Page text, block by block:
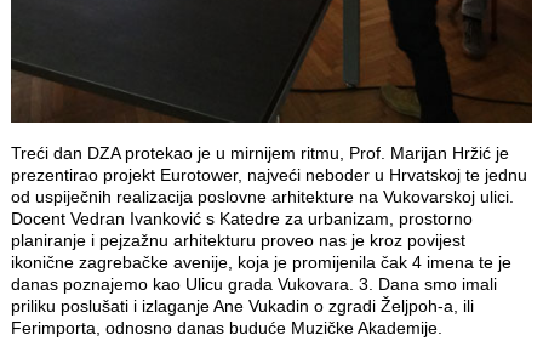
Treći dan DZA protekao je u mirnijem ritmu, Prof. Marijan Hržić je
prezentirao projekt Eurotower, najveći neboder u Hrvatskoj te jednu
od uspiječnih realizacija poslovne arhitekture na Vukovarskoj ulici.
Docent Vedran Ivanković s Katedre za urbanizam, prostorno
planiranje i pejzažnu arhitekturu proveo nas je kroz povijest
ikonične zagrebačke avenije, koja je promijenila čak 4 imena te je
danas poznajemo kao Ulicu grada Vukovara. 3. Dana smo imali
priliku poslušati i izlaganje Ane Vukadin o zgradi Željpoh-a, ili
Ferimporta, odnosno danas buduće Muzičke Akademije.